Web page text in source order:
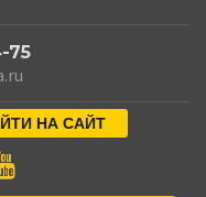
75
НА САЙТ